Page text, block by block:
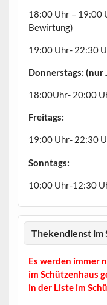
18:00 Uhr – 19:00
Bewirtung)
19:00 Uhr- 22:30
Donnerstags:
18:00Uhr- 20:00
Freitags:
19:00 Uhr- 22:30
Sonntags:
10:00 Uhr-12:30
Thekendienst im
Es werden immer
im Schützenhaus
in der Liste im